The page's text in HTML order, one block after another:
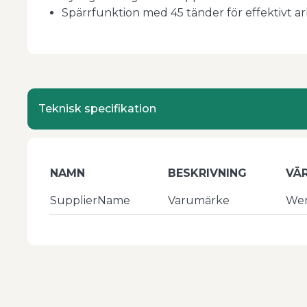
Spärrfunktion med 45 tänder för effektivt
Teknisk specifikation
NAMN BESKRIVNING
SupplierName Varumärke